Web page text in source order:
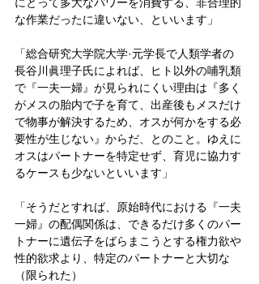
な作業だったに違いない、といいます」
「総合研究大学院大学·元学長で人類学者の
長谷川眞理子氏によれば、ヒト以外の哺乳類
で『一夫一婦』が見られにくい理由は『多く
がメスの胎内で子を育て、出産後もメスだけ
で物事が解決するため、オスが何かをする必
要性が生じない』からだ、とのこと。ゆえに
オスはパートナーを特定せず、育児に協力す
るケースも少ないといいます」
「そうだとすれば、原始時代における『一夫
一婦』の配偶関係は、できるだけ多くのパー
トナーに遺伝子をばらまこうとする権力欲や
性的欲求より、特定のパートナーと大切な
（限られた）